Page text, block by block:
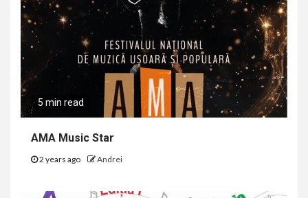
5 min read
AMA Music Star
2 years ago Andrei